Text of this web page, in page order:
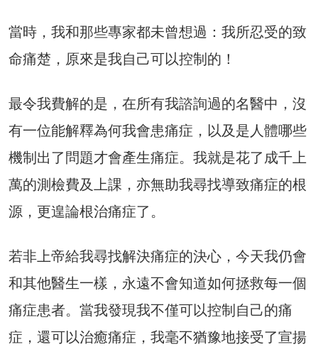
當時，我和那些專家都未曾想過：我所忍受的致
命痛楚，原來是我自己可以控制的！
最令我費解的是，在所有我諮詢過的名醫中，沒
有一位能解釋為何我會患痛症，以及是人體哪些
機制出了問題才會產生痛症。我就是花了成千上
萬的測檢費及上課，亦無助我尋找導致痛症的根
源，更遑論根治痛症了。
若非上帝給我尋找解決痛症的決心，今天我仍會
和其他醫生一樣，永遠不會知道如何拯救每一個
痛症患者。當我發現我不僅可以控制自己的痛
症，還可以治癒痛症，我毫不猶豫地接受了宣揚